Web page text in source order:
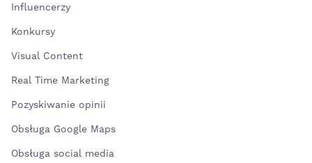
Influencerzy
Konkursy
Visual Content
Real Time Marketing
Pozyskiwanie opinii
Obsługa Google Maps
Obsługa social media